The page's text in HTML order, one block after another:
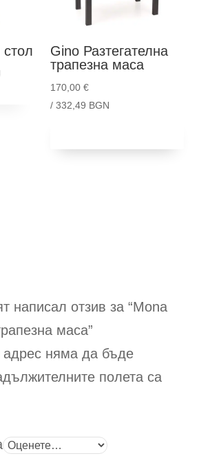
chosen
product
This
product
product
Gino Разтегателна
трапезна маса
170,00€
/ 332,49 BGN
написал отзив за “Mona
маса”
няма да бъде
полета са